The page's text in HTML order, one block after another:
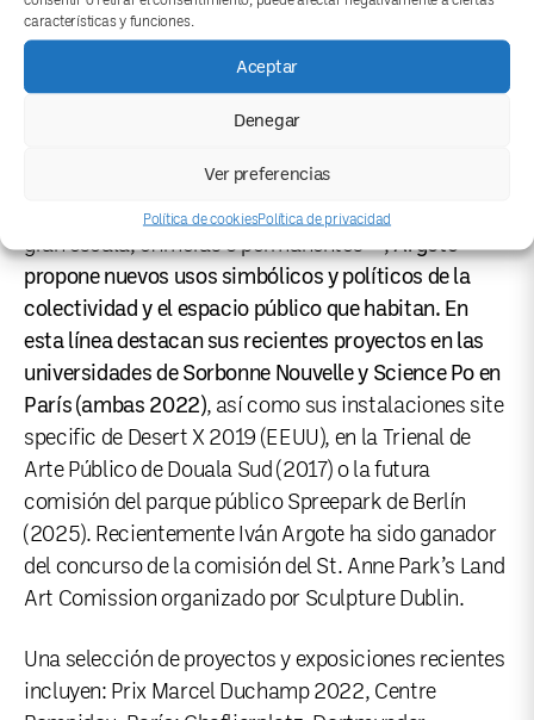
características y funciones.
Aceptar
Denegar
Ver preferencias
Política de cookiesPolítica de privacidad
Foto cedida por Iván Argote.
Sus obras son críticas, y abordan la idea de llevar los
tono entre lo fuerte y lo tierno. En sus intervenciones
en el espacio público —ya sean monumentos, de
gran escala, efímeras o permanentes—,Argote
propone nuevos usos simbólicos y políticos de la
colectividad y el espacio público que habitan. En
esta línea destacan sus recientes proyectos en las
universidades de Sorbonne Nouvelle y Science Po en
París (ambas 2022), así como sus instalaciones site
specific de Desert X 2019 (EEUU), en la Trienal de
Arte Público de Douala Sud (2017) o la futura
comisión del parque público Spreepark de Berlín
(2025). Recientemente Iván Argote ha sido ganador
del concurso de la comisión del St. Anne Park’s Land
Art Comission organizado por Sculpture Dublin.
Una selección de proyectos y exposiciones recientes
incluyen: Prix Marcel Duchamp 2022, Centre